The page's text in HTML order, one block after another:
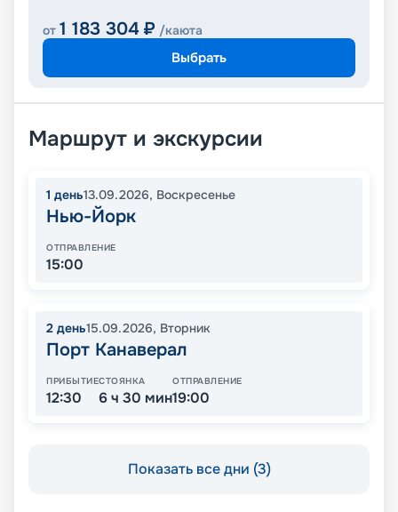
от 1 183 304 ₽ /каюта
Выбрать
Маршрут и экскурсии
1 день13.09.2026, Воскресенье
Нью-Йорк
ОТПРАВЛЕНИЕ
15:00
2 день15.09.2026, Вторник
Порт Канаверал
ПРИБЫТИЕ
12:30
СТОЯНКА
6 ч 30 мин
ОТПРАВЛЕНИЕ
19:00
Показать все дни (3)